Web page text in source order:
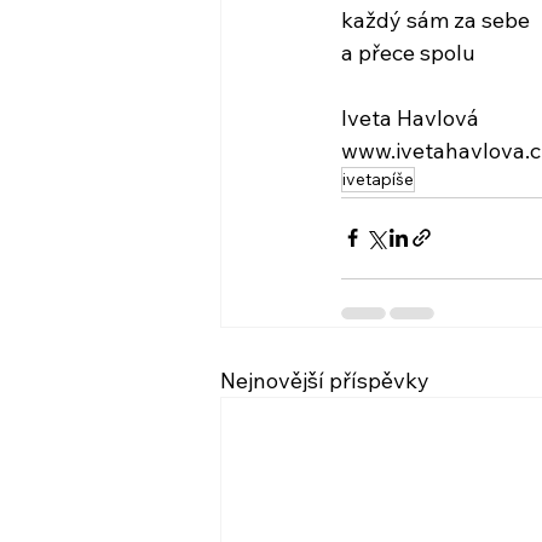
každý sám za sebe
a přece spolu
Iveta Havlová
ivetapíše
Nejnovější příspěvky